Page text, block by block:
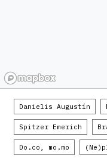
Danielis Augustín
Spitzer Emerich
Do.co, mo.mo